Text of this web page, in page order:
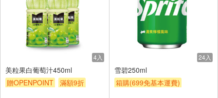
4入
美粒果白葡萄汁450ml
贈OPENPOINT
滿額9折
24入
雪碧250ml
箱購(699免基本運費)